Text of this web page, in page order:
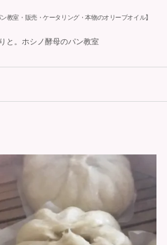
と。ホシノ酵母のパン教室